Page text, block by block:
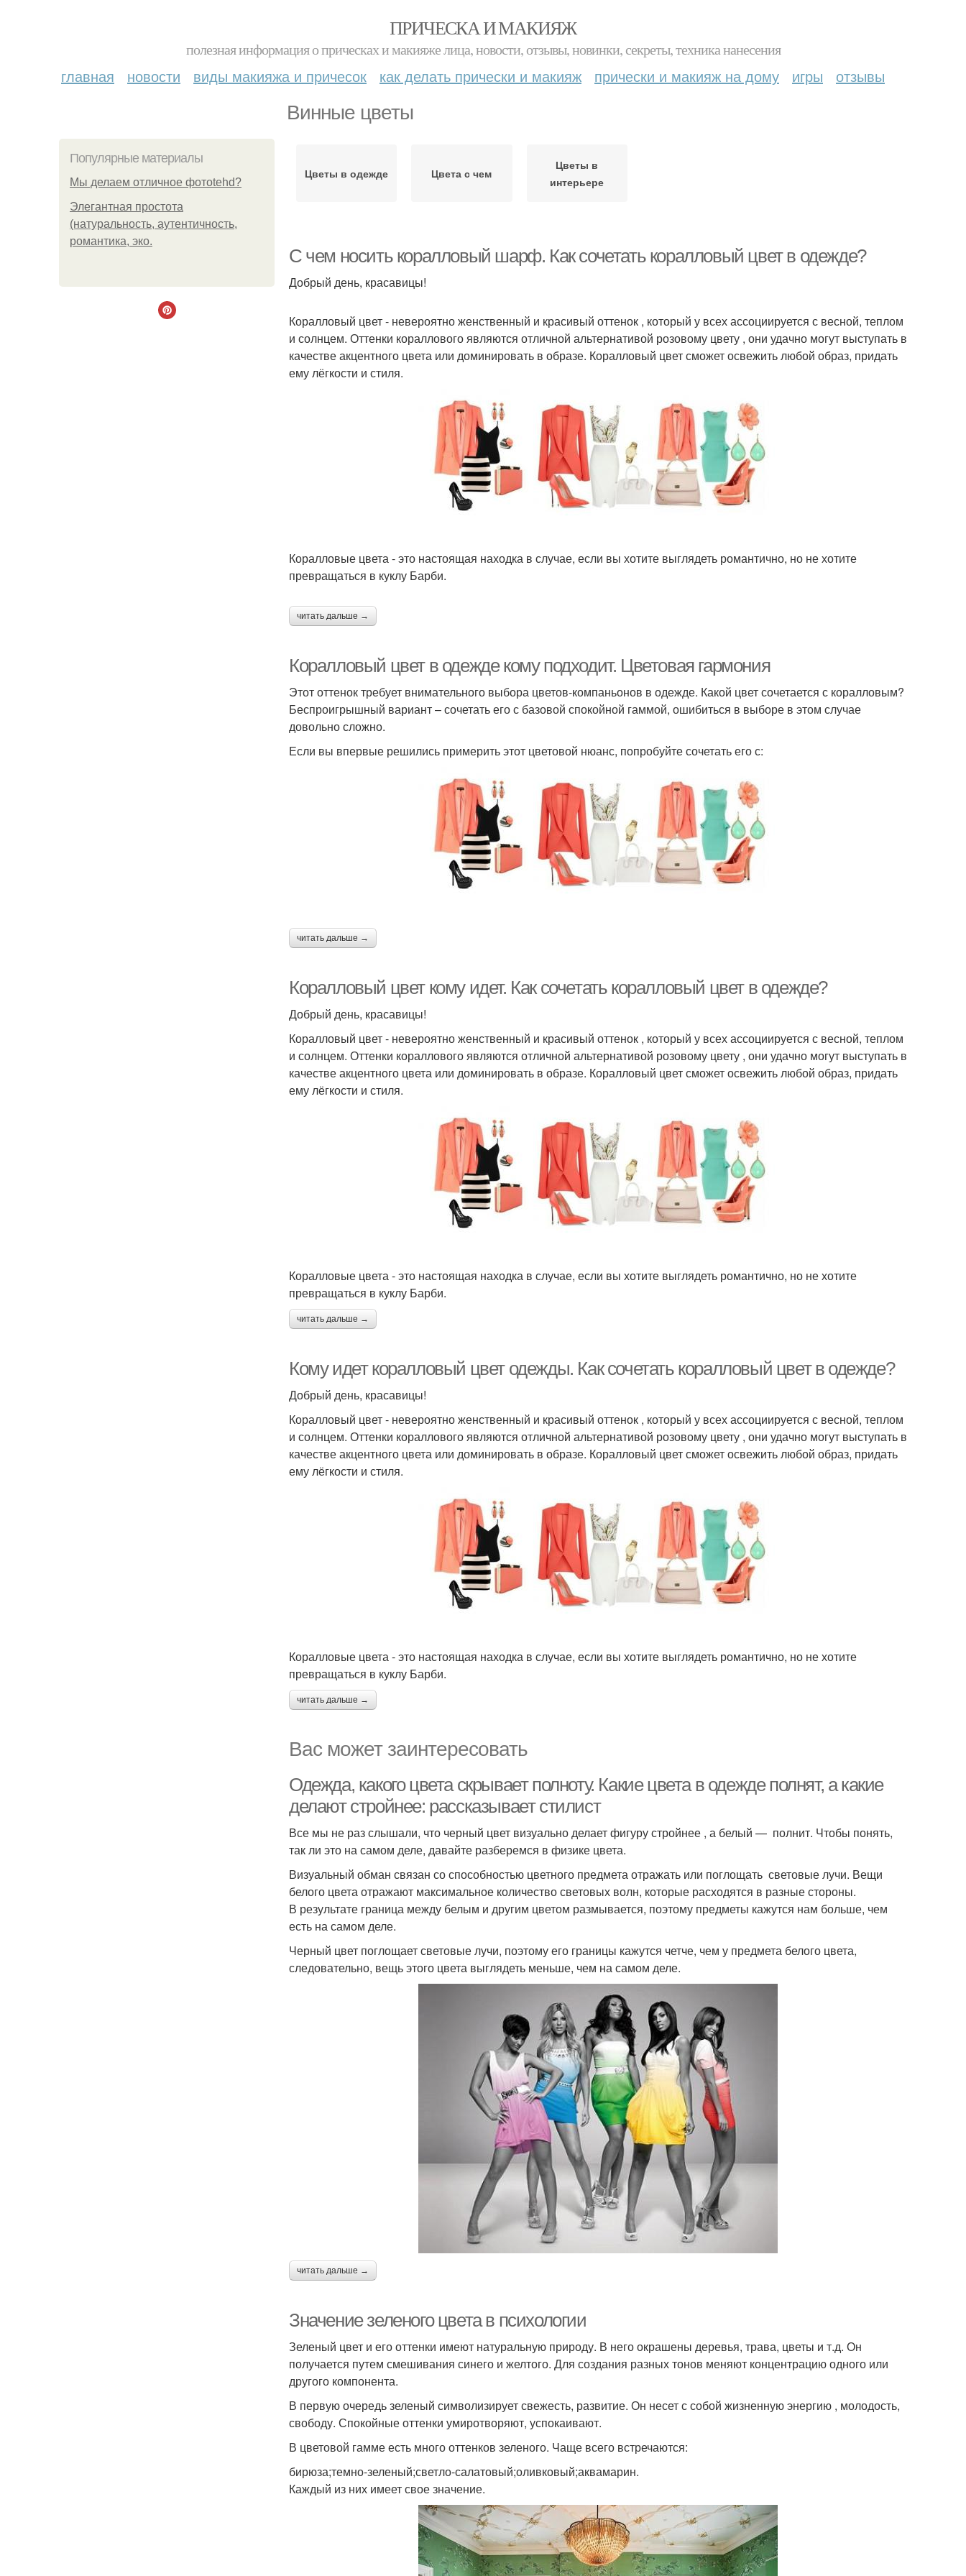
ПРИЧЕСКА И МАКИЯЖ
полезная информация о прическах и макияже лица, новости, отзывы, новинки, секреты, техника нанесения
главная новости виды макияжа и причесок как делать прически и макияж прически и макияж на дому игры отзывы
Винные цветы
Популярные материалы
Мы делаем отличное фотоtehd?
Элегантная простота
(натуральность, аутентичность,
романтика, эко.
Цветы в одежде Цвета с чем
Цветы в
интерьере
С чем носить коралловый шарф. Как сочетать коралловый цвет в одежде?
Добрый день, красавицы!
Коралловый цвет - невероятно женственный и красивый оттенок , который у всех ассоциируется с весной, теплом
и солнцем. Оттенки кораллового являются отличной альтернативой розовому цвету , они удачно могут выступать в
качестве акцентного цвета или доминировать в образе. Коралловый цвет сможет освежить любой образ, придать
ему лёгкости и стиля.
Коралловые цвета - это настоящая находка в случае, если вы хотите выглядеть романтично, но не хотите
превращаться в куклу Барби.
читать дальше →
Коралловый цвет в одежде кому подходит. Цветовая гармония
Этот оттенок требует внимательного выбора цветов-компаньонов в одежде. Какой цвет сочетается с коралловым?
Беспроигрышный вариант – сочетать его с базовой спокойной гаммой, ошибиться в выборе в этом случае
довольно сложно.
Если вы впервые решились примерить этот цветовой нюанс, попробуйте сочетать его с:
читать дальше →
Коралловый цвет кому идет. Как сочетать коралловый цвет в одежде?
Добрый день, красавицы!
Коралловый цвет - невероятно женственный и красивый оттенок , который у всех ассоциируется с весной, теплом
и солнцем. Оттенки кораллового являются отличной альтернативой розовому цвету , они удачно могут выступать в
качестве акцентного цвета или доминировать в образе. Коралловый цвет сможет освежить любой образ, придать
ему лёгкости и стиля.
Коралловые цвета - это настоящая находка в случае, если вы хотите выглядеть романтично, но не хотите
превращаться в куклу Барби.
читать дальше →
Кому идет коралловый цвет одежды. Как сочетать коралловый цвет в одежде?
Добрый день, красавицы!
Коралловый цвет - невероятно женственный и красивый оттенок , который у всех ассоциируется с весной, теплом
и солнцем. Оттенки кораллового являются отличной альтернативой розовому цвету , они удачно могут выступать в
качестве акцентного цвета или доминировать в образе. Коралловый цвет сможет освежить любой образ, придать
ему лёгкости и стиля.
Коралловые цвета - это настоящая находка в случае, если вы хотите выглядеть романтично, но не хотите
превращаться в куклу Барби.
читать дальше →
Вас может заинтересовать
Одежда, какого цвета скрывает полноту. Какие цвета в одежде полнят, а какие
делают стройнее: рассказывает стилист
Все мы не раз слышали, что черный цвет визуально делает фигуру стройнее , а белый — полнит. Чтобы понять,
так ли это на самом деле, давайте разберемся в физике цвета.
Визуальный обман связан со способностью цветного предмета отражать или поглощать световые лучи. Вещи
белого цвета отражают максимальное количество световых волн, которые расходятся в разные стороны.
В результате граница между белым и другим цветом размывается, поэтому предметы кажутся нам больше, чем
есть на самом деле.
Черный цвет поглощает световые лучи, поэтому его границы кажутся четче, чем у предмета белого цвета,
следовательно, вещь этого цвета выглядеть меньше, чем на самом деле.
читать дальше →
Значение зеленого цвета в психологии
Зеленый цвет и его оттенки имеют натуральную природу. В него окрашены деревья, трава, цветы и т.д. Он
получается путем смешивания синего и желтого. Для создания разных тонов меняют концентрацию одного или
другого компонента.
В первую очередь зеленый символизирует свежесть, развитие. Он несет с собой жизненную энергию , молодость,
свободу. Спокойные оттенки умиротворяют, успокаивают.
В цветовой гамме есть много оттенков зеленого. Чаще всего встречаются:
бирюза;темно-зеленый;светло-салатовый;оливковый;аквамарин.
Каждый из них имеет свое значение.